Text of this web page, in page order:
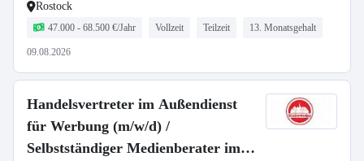
Rostock
47.000 - 68.500 €/Jahr Vollzeit Teilzeit 13. Monatsgehalt
09.08.2026
Handelsvertreter im Außendienst
für Werbung (m/w/d) /
Selbstständiger Medienberater im